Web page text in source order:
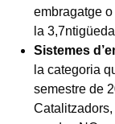
embragatge
la
Sistemes
la categoria
semestre de